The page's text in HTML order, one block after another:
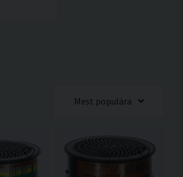
Mest populära